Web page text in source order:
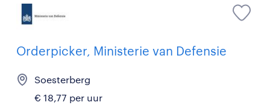
Orderpicker, Ministerie van Defensie
Soesterberg
€ 18,77 per uur